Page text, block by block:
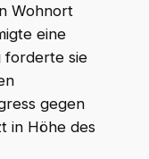
Wohnort
eine
forderte sie
gegen
in Höhe des